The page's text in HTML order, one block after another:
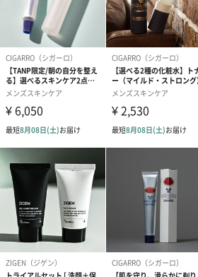
ロジック マイクロミストローション
体30g
微粒子ミストが優しく包みこむ。
大人の肌コンディショニングをぎゅっと
ンミスト化粧水です。
時間のない朝や帰宅後の洗顔の後に、ワ
湿が完了。
○ 植物性セラミド*1や美容液成分配合で
○ ハマメリス*2・ユーカリエキス*3配合
○ リンゴ幹細胞エキス*4でハリのある肌へ
○ 忙しい毎日に包みこむ、精油べースのシ